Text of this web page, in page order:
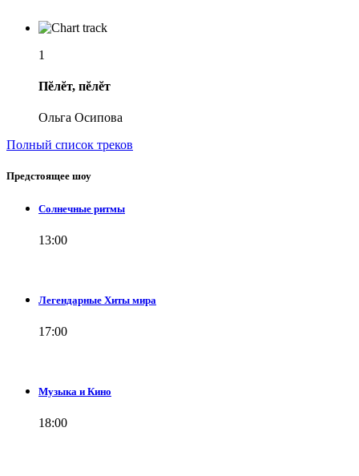
1
Пĕлĕт, пĕлĕт
Ольга Осипова
Полный список треков
Предстоящее шоу
Солнечные ритмы
13:00
Легендарные Хиты мира
17:00
Музыка и Кино
18:00